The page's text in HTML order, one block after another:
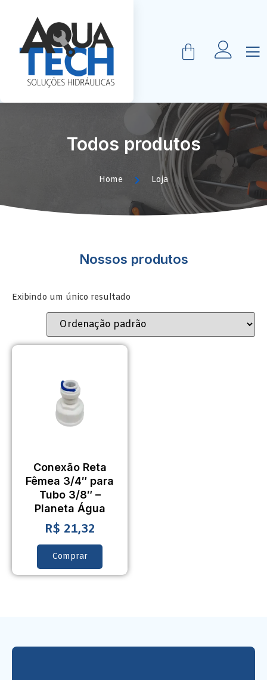
Todos produtos
Home Loja
Nossos produtos
Exibindo um único resultado
Conexão Reta
Fêmea 3/4″ para
Tubo 3/8″ –
Planeta Água
R$ 21,32
Comprar